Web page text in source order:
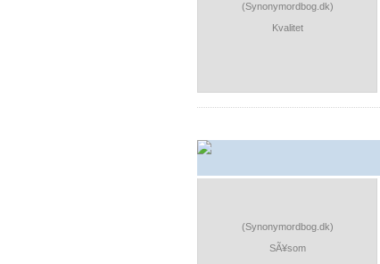
(Synonymordbog.dk)
Kvalitet
(Synonymordbog.dk)
SÃ¥som